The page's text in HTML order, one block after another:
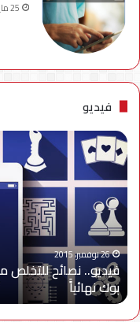
25 مايو، 2016
فيديو
فيديو..
نصائح
للتخلص
من
إزعاج
تنبيهات
الألعاب
على
فيس
بوك
نهائياًَ
26 نوفمبر، 2015
فيديو.. نصائح للتخلص
بوك نهائياًَ